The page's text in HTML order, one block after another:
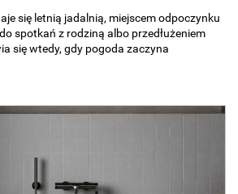
się letnią jadalnią, miejscem odpoczynku
spotkań z rodziną albo przedłużeniem
się wtedy, gdy pogoda zaczyna